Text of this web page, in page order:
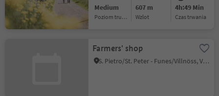
Medium
Poziom trudności
607 m
Wzlot
4h:49 Min
czas trwania
Farmers' shop
S. Pietro/St. Peter - Funes/Villnöss, Villnöss/Funes, Dolomites Region Lüsen Villnöss